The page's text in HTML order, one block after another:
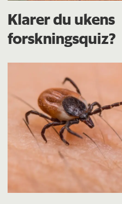
Klarer du ukens
forskningsquiz?